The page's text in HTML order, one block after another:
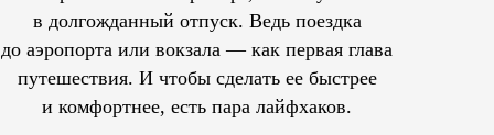
в долгожданный отпуск. Ведь поездка
до аэропорта или вокзала — как первая глава
путешествия. И чтобы сделать ее быстрее
и комфортнее, есть пара лайфхаков.